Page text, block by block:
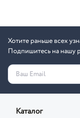
Хотите раньше всех
Подпишитесь на нашу
Ваш Email
Каталог